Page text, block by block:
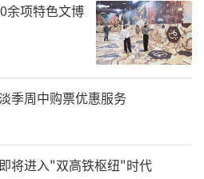
余项特色文博
季周中购票优惠服务
将进入"双高铁枢纽"时代